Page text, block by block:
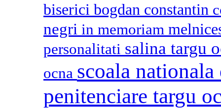
biserici bogdan constantin
negri in memoriam
personalitati salina targu
ocna scoala
penitenciare targu